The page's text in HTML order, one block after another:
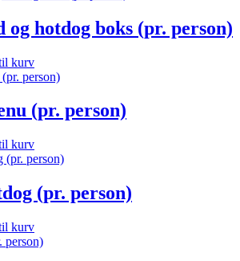
og hotdog boks (pr. person)
kurv
(pr. person)
kurv
(pr. person)
kurv